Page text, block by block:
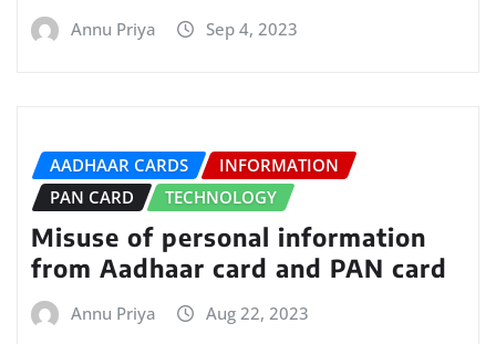
Annu Priya Sep 4, 2023
AADHAAR CARDS
INFORMATION
PAN CARD
TECHNOLOGY
Misuse of personal information
from Aadhaar card and PAN card
Annu Priya Aug 22, 2023